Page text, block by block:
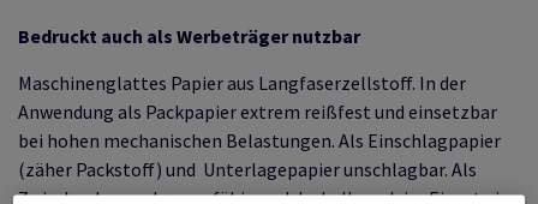
& PALETTEN
Bedruckt auch als Werbeträger nutzbar
Maschinenglattes Papier aus Langfaserzellstoff. In der
Anwendung als Packpapier extrem reißfest und einsetzbar
bei hohen mechanischen Belastungen. Als Einschlagpapier
(zäher Packstoff) und Unterlagepapier unschlagbar. Als
Zwischenlage sehr saugfähig und deshalb auch im Einsatz in